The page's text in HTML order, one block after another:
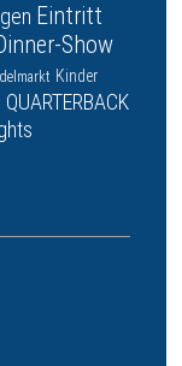
Eintritt
Show
Kinder
QUARTERBACK